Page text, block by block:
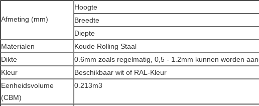
Afmeting (mm)
Hoogte
Breedte
Diepte
Materialen
Koude Rolling Staal
Dikte
0.6mm zoals regelmatig, 0,5 - 1.2mm kunnen worden
Kleur
Beschikbaar wit of RAL-Kleur
Eenheidsvolume
(CBM)
0.213m3